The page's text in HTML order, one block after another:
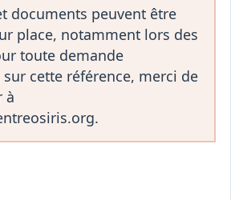
documents peuvent être
place, notamment lors des
toute demande
cette référence, merci de
à